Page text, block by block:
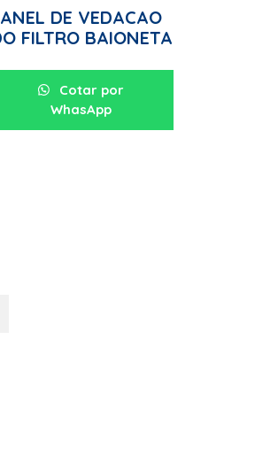
ANEL DE VEDACAO
FILTRO BAIONETA
Cotar por
WhasApp